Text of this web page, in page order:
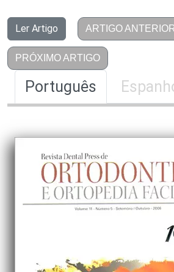
Ler Artigo ARTIGO
PRÓXIMO ARTIGO
Português